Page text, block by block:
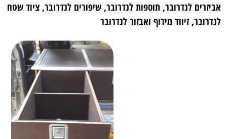
אביזרים לנדרובר, תוספות לנדרובר, שיפורים לנדרובר, ציוד שטח
לנדרובר, זיווד מידוף ואבזור לנדרובר